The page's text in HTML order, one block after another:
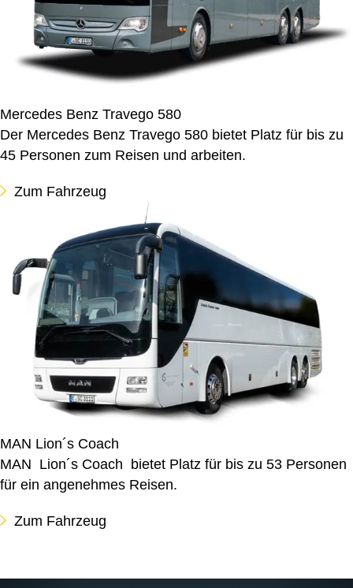
Mercedes Benz Travego 580
Der Mercedes Benz Travego 580 bietet Platz für bis zu
45 Personen zum Reisen und arbeiten.
Zum Fahrzeug
MAN Lion´s Coach
MAN Lion´s Coach bietet Platz für bis zu 53 Personen
für ein angenehmes Reisen.
Zum Fahrzeug